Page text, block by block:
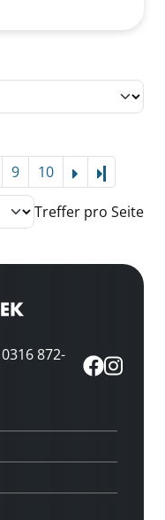
9 10
Treffer pro Seite
872-